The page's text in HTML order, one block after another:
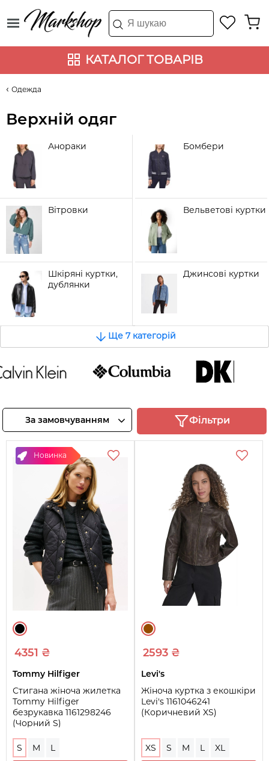
КАТАЛОГ ТОВАРІВ
Одежда
Верхній одяг
Анораки Бомбери
Вітровки Вельветові куртки
Шкіряні куртки,
дублянки
Джинсові куртки
Ще 7 категорій
Переглянте
Переглянте
товари
За замовчуванням Фільтри
Новинка
4351 ₴
Tommy Hilfiger
Стигана жіноча жилетка
Tommy Hilfiger
безрукавка 1161298246
(Чорний S)
S M L
2593 ₴
Levi's
Жіноча куртка з екошкіри
Levi's 1161046241
(Коричневий XS)
XS S M L XL